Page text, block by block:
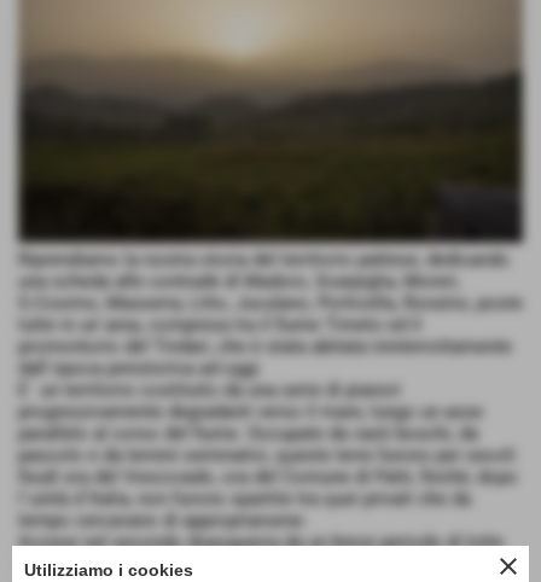
Riprendiamo la nostra storia del territorio pattese, dedicando
una scheda alle contrade di Madoro, Scarpiglia, Moreri,
S.Cosimo, Masseria, Litto, Juculano, Porticella, Ronzino, poste
tutte in un´area, compresa tra il fiume Timeto ed il
promontorio del Tindari, che è stata abitata ininterrottamente
dall´epoca preistorica ad oggi.
E´ un territorio costituito da una serie di pianori
progressivamente degradanti verso il mare, lungo un asse
parallelo al corso del fiume. Occupate da vasti boschi, da
pascolo e da terreni seminativi, queste terre furono per secoli
feudi ora del Vescovado, ora del Comune di Patti, finché, dopo
l´unità d´Italia, non furono spartite tra quei privati che da
tempo cercavano di appropriarsene.
Accese nel secondo dopoguerra da un breve periodo di lotte
contadine, sono state svuotate dall´emigrazione ed oggi,
close
Utilizziamo i cookies